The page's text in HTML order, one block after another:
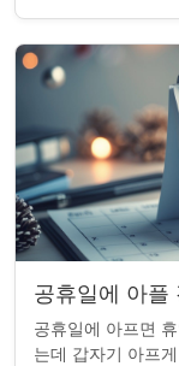
공휴일에 아플
공휴일에 아프면
는데 갑자기 아프